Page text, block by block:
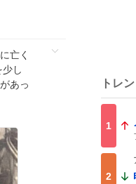
亡く
し
あっ
トレ
1
2